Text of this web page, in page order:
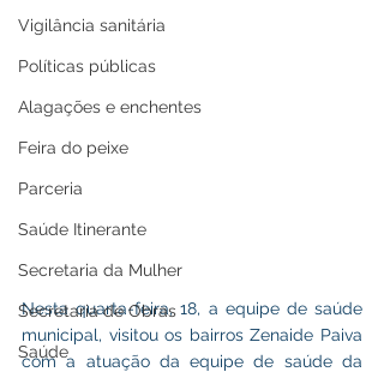
Vigilância sanitária
Políticas públicas
Alagações e enchentes
Feira do peixe
Parceria
Saúde Itinerante
Secretaria da Mulher
Secretaria de Obras
Saúde
Nesta quarta-feira, 18, a equipe de saúde
municipal, visitou os bairros Zenaide Paiva
com a atuação da equipe de saúde da